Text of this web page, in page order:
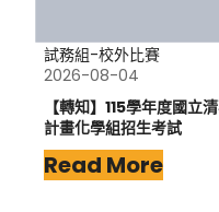
試務組-校外比賽
2026-08-04
【轉知】115學年度國立
計畫化學組招生考試
Read More